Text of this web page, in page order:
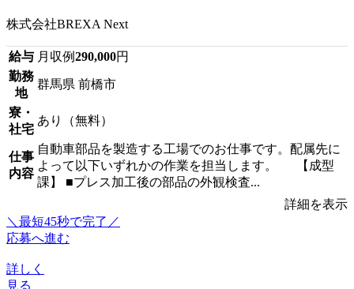
株式会社BREXA Next
給与 月収例290,000円
勤務
地
群馬県 前橋市
寮・
社宅
あり（無料）
仕事
内容
自動車部品を製造する工場でのお仕事です。配属先に
よって以下いずれかの作業を担当します。 【成型
課】 ■プレス加工後の部品の外観検査...
詳細を表示
＼最短45秒で完了／
応募へ進む
詳しく
見る